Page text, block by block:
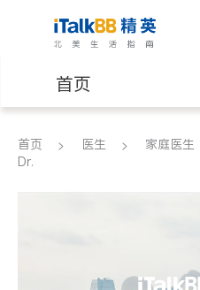
首页
医生
首页 医生 家庭医生
Dr.